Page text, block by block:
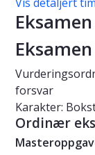
Eksamen
Eksamen
forsvar
Karakter:
Ordinær